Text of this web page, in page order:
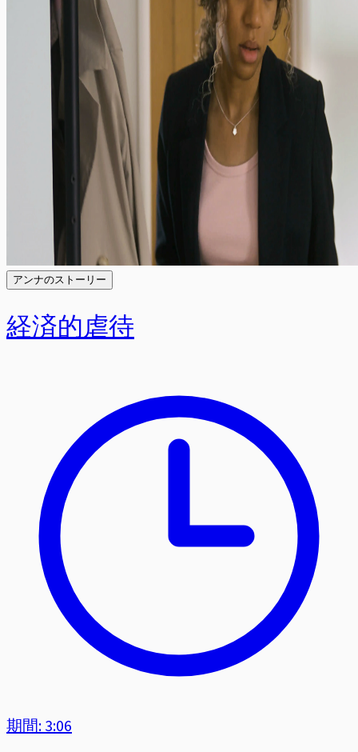
アンナのストーリー
経済的虐待
期間: 3:06